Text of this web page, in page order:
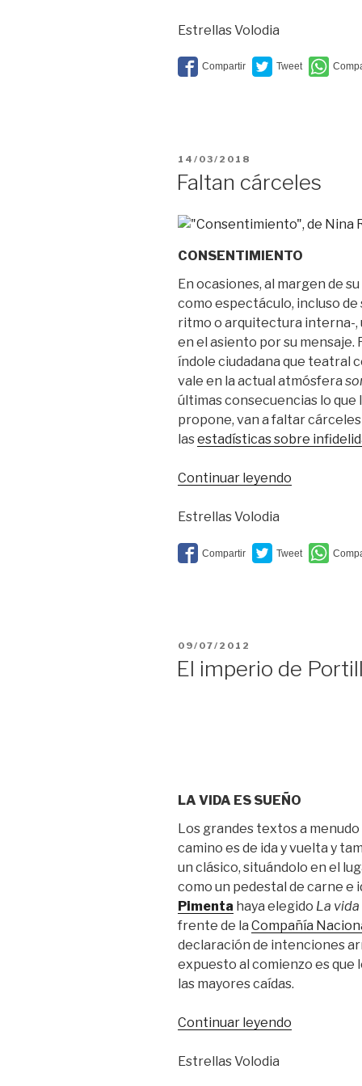
Estrellas Volodia
PUBLICADO
14/03/2018
Faltan cárceles
CONSENTIMIENTO
En ocasiones, al margen de
como espectáculo, incluso
ritmo o arquitectura interna-
en el asiento por su
índole ciudadana que teatral
vale en la actual atmósfera
últimas consecuencias lo
propone, van a faltar cárceles
lasestadísticas sobre
Continuar leyendo
Estrellas Volodia
PUBLICADO
09/07/2012
El imperio de
LA VIDA ES SUEÑO
Los grandes textos a
camino es de ida y vuelta y
un clásico, situándolo en el
como un pedestal de carne e
Pimenta haya elegido La vida
frente de la Compañía
declaración de intenciones
expuesto al comienzo es
las mayores caídas.
Continuar leyendo
Estrellas Volodia